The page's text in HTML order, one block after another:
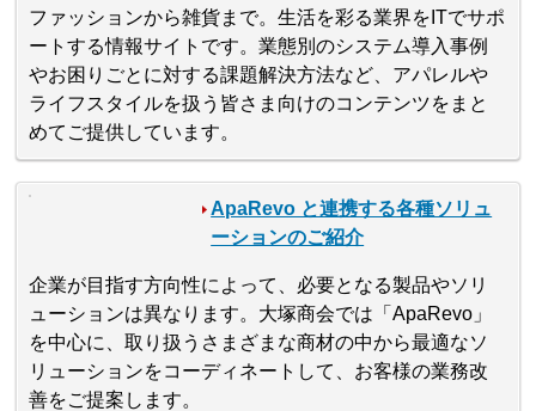
ファッションから雑貨まで。生活を彩る業界をITでサポ
ートする情報サイトです。業態別のシステム導入事例
やお困りごとに対する課題解決方法など、アパレルや
ライフスタイルを扱う皆さま向けのコンテンツをまと
めてご提供しています。
ApaRevo と連携する各種ソリュ
ーションのご紹介
企業が目指す方向性によって、必要となる製品やソリ
ューションは異なります。大塚商会では「ApaRevo」
を中心に、取り扱うさまざまな商材の中から最適なソ
リューションをコーディネートして、お客様の業務改
善をご提案します。